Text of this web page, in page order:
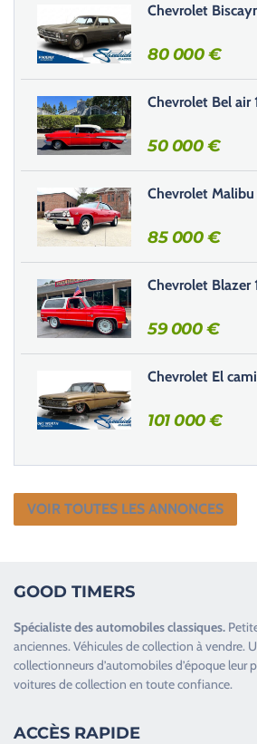
r
c
e
c
h
a
m
p
v
d
e
.
Chevrolet
80 000€
Chevrolet Bel air
50 000€
Chevrolet Malibu
85 000€
Chevrolet Blazer
59 000€
Chevrolet El
101 000€
VOIR TOUTES LES ANNONCES
GOOD TIMERS
Spécialiste desautomobiles classiques.
anciennes.Véhicules de collection à vendre.
collectionneurs d’automobiles d’époque leur
voitures de collection en toute confiance.
ACCÈS RAPIDE